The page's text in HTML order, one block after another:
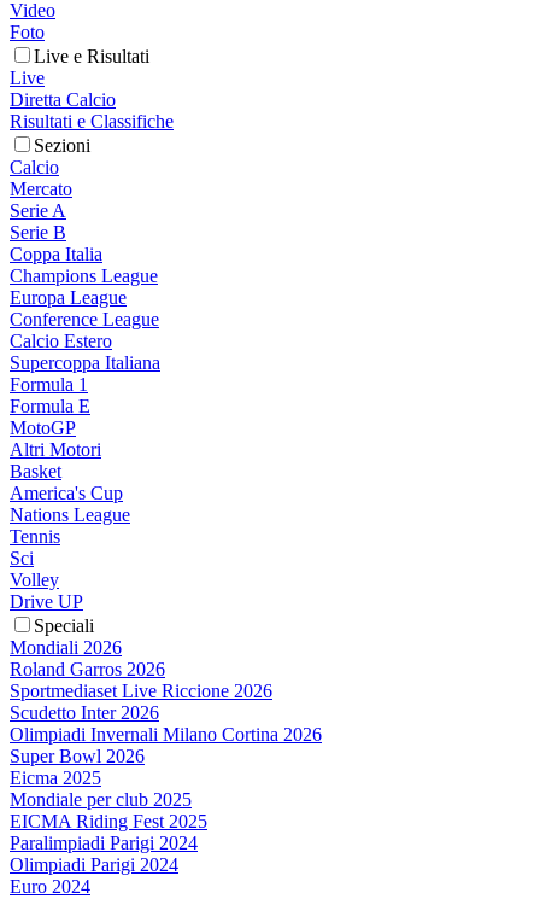
Video
Foto
Live e Risultati
Live
Diretta Calcio
Risultati e Classifiche
Sezioni
Calcio
Mercato
Serie A
Serie B
Coppa Italia
Champions League
Europa League
Conference League
Calcio Estero
Supercoppa Italiana
Formula 1
Formula E
MotoGP
Altri Motori
Basket
America's Cup
Nations League
Tennis
Sci
Volley
Drive UP
Speciali
Mondiali 2026
Roland Garros 2026
Sportmediaset Live Riccione 2026
Scudetto Inter 2026
Olimpiadi Invernali Milano Cortina 2026
Super Bowl 2026
Eicma 2025
Mondiale per club 2025
EICMA Riding Fest 2025
Paralimpiadi Parigi 2024
Olimpiadi Parigi 2024
Euro 2024